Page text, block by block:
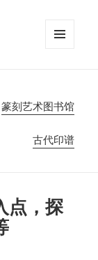
篆刻艺术图书馆
古代印谱
点，探